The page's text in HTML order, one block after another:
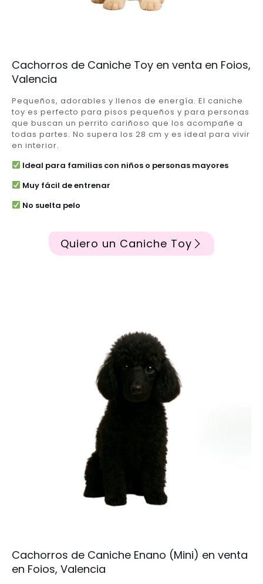
Cachorros de Caniche Toy en venta en Foios,
Valencia
Pequeños, adorables y llenos de energía. El caniche
toy es perfecto para pisos pequeños y para personas
que buscan un perrito cariñoso que los acompañe a
todas partes. No supera los 28 cm y es ideal para vivir
en interior.
Ideal para familias con niños o personas mayores
Muy fácil de entrenar
No suelta pelo
Quiero un Caniche Toy
Cachorros de Caniche Enano (Mini) en venta
en Foios, Valencia